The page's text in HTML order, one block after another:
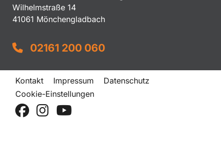
Wilhelmstraße 14
41061 Mönchengladbach
02161 200 060
Kontakt Impressum
Datenschutz
Cookie-Einstellungen